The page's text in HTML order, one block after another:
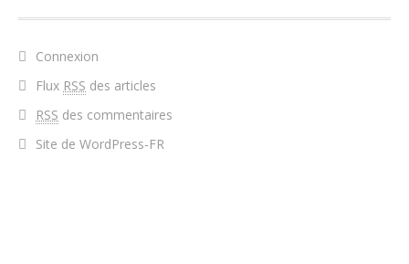
Connexion
Flux RSS des articles
RSS des commentaires
Site de WordPress-FR